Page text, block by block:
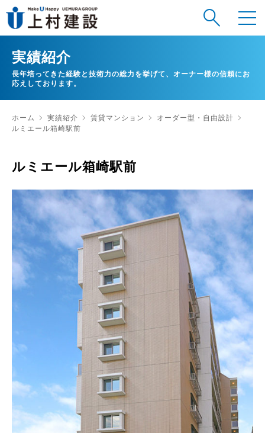
実績紹介
長年培ってきた経験と技術力の総力を挙げて、オーナー様の信頼にお
応えしております。
ホーム 実績紹介 賃貸マンション
オーダー型・自由設計
ルミエール箱崎駅前
ルミエール箱崎駅前